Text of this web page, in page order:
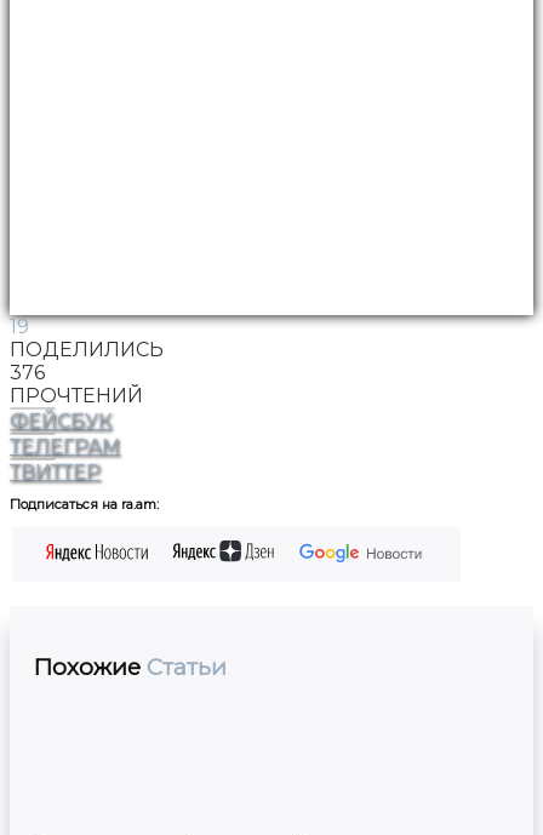
19
ПОДЕЛИЛИСЬ
376
ПРОЧТЕНИЙ
ФЕЙСБУК
ТЕЛЕГРАМ
ТВИТТЕР
Подписаться на ra.am:
Похожие Статьи